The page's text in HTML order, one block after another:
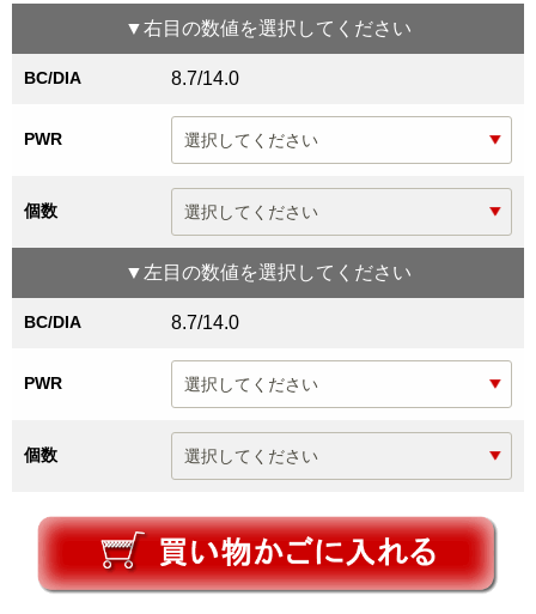
▼右目 の数値を選択してください
BC/DIA 8.7/14.0
PWR
個数
▼ 左目 の数値を選択してください
BC/DIA 8.7/14.0
PWR
個数